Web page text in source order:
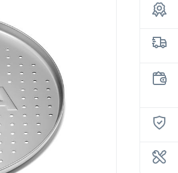
до мультиварок
і скороварок
до фенів